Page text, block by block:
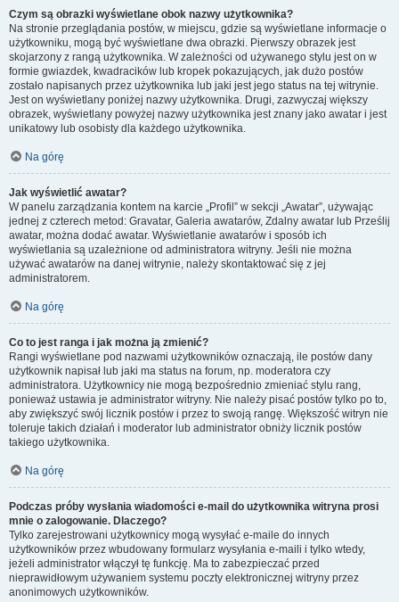
Czym są obrazki wyświetlane obok nazwy użytkownika?
Na stronie przeglądania postów, w miejscu, gdzie są wyświetlane informacje o
użytkowniku, mogą być wyświetlane dwa obrazki. Pierwszy obrazek jest
skojarzony z rangą użytkownika. W zależności od używanego stylu jest on w
formie gwiazdek, kwadracików lub kropek pokazujących, jak dużo postów
zostało napisanych przez użytkownika lub jaki jest jego status na tej witrynie.
Jest on wyświetlany poniżej nazwy użytkownika. Drugi, zazwyczaj większy
obrazek, wyświetlany powyżej nazwy użytkownika jest znany jako awatar i jest
unikatowy lub osobisty dla każdego użytkownika.
Na górę
Jak wyświetlić awatar?
W panelu zarządzania kontem na karcie „Profil” w sekcji „Awatar”, używając
jednej z czterech metod: Gravatar, Galeria awatarów, Zdalny awatar lub Prześlij
awatar, można dodać awatar. Wyświetlanie awatarów i sposób ich
wyświetlania są uzależnione od administratora witryny. Jeśli nie można
używać awatarów na danej witrynie, należy skontaktować się z jej
administratorem.
Na górę
Co to jest ranga i jak można ją zmienić?
Rangi wyświetlane pod nazwami użytkowników oznaczają, ile postów dany
użytkownik napisał lub jaki ma status na forum, np. moderatora czy
administratora. Użytkownicy nie mogą bezpośrednio zmieniać stylu rang,
ponieważ ustawia je administrator witryny. Nie należy pisać postów tylko po to,
aby zwiększyć swój licznik postów i przez to swoją rangę. Większość witryn nie
toleruje takich działań i moderator lub administrator obniży licznik postów
takiego użytkownika.
Na górę
Podczas próby wysłania wiadomości e-mail do użytkownika witryna prosi
mnie o zalogowanie. Dlaczego?
Tylko zarejestrowani użytkownicy mogą wysyłać e-maile do innych
użytkowników przez wbudowany formularz wysyłania e-maili i tylko wtedy,
jeżeli administrator włączył tę funkcję. Ma to zabezpieczać przed
nieprawidłowym używaniem systemu poczty elektronicznej witryny przez
anonimowych użytkowników.